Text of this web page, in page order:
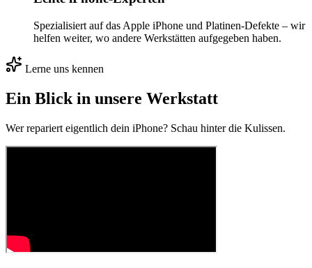
Spezialisiert auf das Apple iPhone und Platinen-Defekte – wir
helfen weiter, wo andere Werkstätten aufgegeben haben.
Lerne uns kennen
Ein Blick in unsere Werkstatt
Wer repariert eigentlich dein iPhone? Schau hinter die Kulissen.